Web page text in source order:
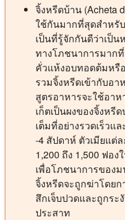
จิ้งหรีดบ้าน (Acheta
ใช้กันมากที่สุดสําหรั
เป็นที่รู้จักกันดีว่าเป็
ทางโภชนาการมาก
คั่วแห้งอบทอดต้มหรื
รวมจิ้งหรีดเข้ากับอ
สูตรอาหารจะใช้อา
เก็ตเป็นผงของจิ้งหรี
เต็มที่อย่างรวดเร็วแ
-4 สัปดาห์ ตัวเมียแต่
1,200 ถึง 1,500 ฟอง
เพื่อโภชนาการของ
จิ้งหรีดจะถูกฆ่าโดย
สึกเจ็บปวดและถูกร
ประสาท